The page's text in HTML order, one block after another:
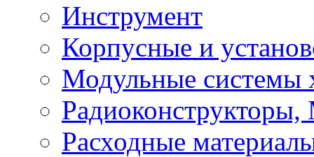
Инструмент
Корпусные и
Модульные системы
Расходные